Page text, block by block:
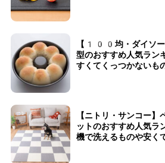
【100均・ダイソー
型のおすすめ人気ラ
すくてくっつかないも
【ニトリ・サンコー
ットのおすすめ人気
機で洗えるものや安く